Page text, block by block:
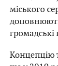
міського
громадські
Концепцію